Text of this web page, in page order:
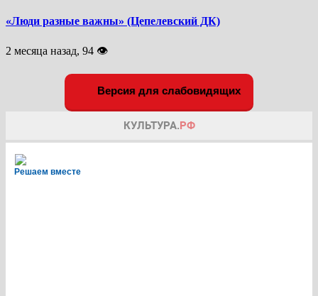
«Люди разные важны» (Цепелевский ДК)
2 месяца назад, 94 👁
Версия для слабовидящих
Решаем вместе